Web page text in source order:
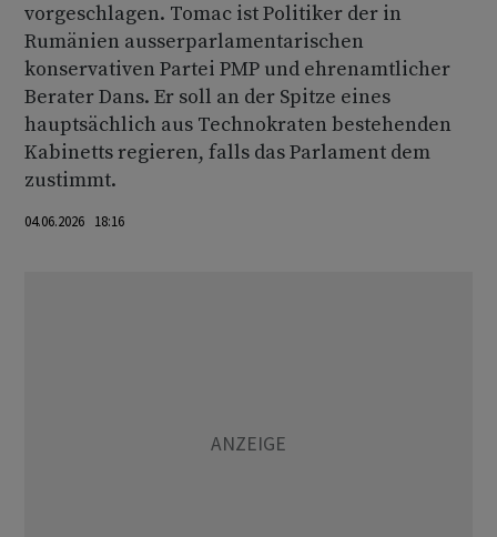
vorgeschlagen. Tomac ist Politiker der in
Rumänien ausserparlamentarischen
konservativen Partei PMP und ehrenamtlicher
Berater Dans. Er soll an der Spitze eines
hauptsächlich aus Technokraten bestehenden
Kabinetts regieren, falls das Parlament dem
zustimmt.
04.06.2026 18:16